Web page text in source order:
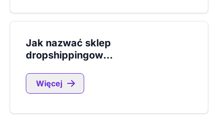
Jak nazwać sklep
dropshippingowy?
Więcej